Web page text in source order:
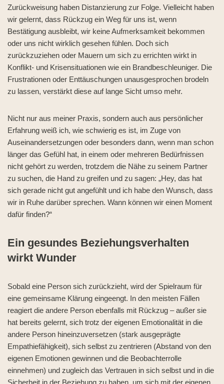
Zurückweisung haben Distanzierung zur Folge. Vielleicht haben
wir gelernt, dass Rückzug ein Weg für uns ist, wenn
Bestätigung ausbleibt, wir keine Aufmerksamkeit bekommen
oder uns nicht wirklich gesehen fühlen. Doch sich
zurückzuziehen oder Mauern um sich zu errichten wirkt in
Konflikt- und Krisensituationen wie ein Brandbeschleuniger. Die
Frustrationen oder Enttäuschungen unausgesprochen brodeln
zu lassen, verstärkt diese auf lange Sicht umso mehr.
Nicht nur aus meiner Praxis, sondern auch aus persönlicher
Erfahrung weiß ich, wie schwierig es ist, im Zuge von
Auseinandersetzungen oder besonders dann, wenn man schon
länger das Gefühl hat, in einem oder mehreren Bedürfnissen
nicht gehört zu werden, trotzdem die Nähe zu seinem Partner
zu suchen, die Hand zu greifen und zu sagen: „Hey, das hat
sich gerade nicht gut angefühlt und ich habe den Wunsch, dass
wir in Ruhe darüber sprechen. Wann können wir einen Moment
dafür finden?“
Ein gesundes Beziehungsverhalten
wirkt Wunder
Sobald eine Person sich zurückzieht, wird der Spielraum für
eine gemeinsame Klärung eingeengt. In den meisten Fällen
reagiert die andere Person ebenfalls mit Rückzug – außer sie
hat bereits gelernt, sich trotz der eigenen Emotionalität in die
andere Person hineinzuversetzen (stark ausgeprägte
Empathiefähigkeit), sich selbst zu zentrieren (Abstand von den
eigenen Emotionen gewinnen und die Beobachterrolle
einnehmen) und zugleich das Vertrauen in sich selbst und in die
Sicherheit in der Beziehung zu haben, um sich mit der eigenen